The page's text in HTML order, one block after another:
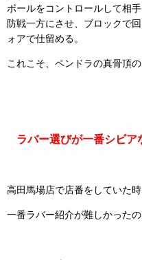
ボールをコントロールして相
防戦一方にさせ、ブロックで
ォアで仕留める。
これこそ、ペンドラの真骨頂の
ラバー選びが一番シビア
高田馬場店で店番をしていた時
一番ラバー紹介が難しかった